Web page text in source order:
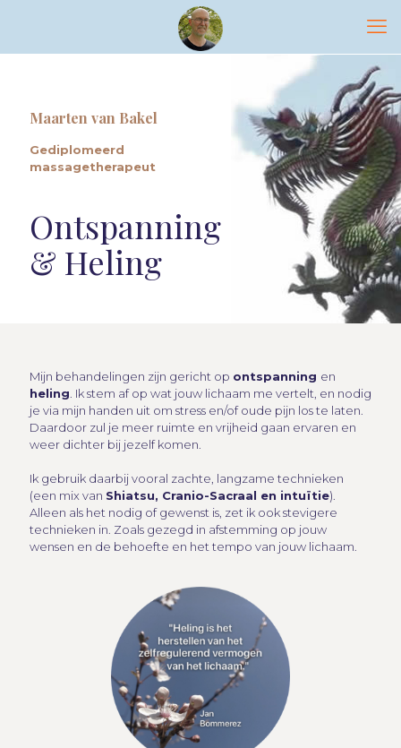
Maarten van Bakel
Gediplomeerd
massagetherapeut
Ontspanning
& Heling
Mijn behandelingen zijn gericht op ontspanning en
heling . Ik stem af op wat jouw lichaam me vertelt, en nodig
je via mijn handen uit om stress en/of oude pijn los te laten.
Daardoor zul je meer ruimte en vrijheid gaan ervaren en
weer dichter bij jezelf komen.
Ik gebruik daarbij vooral zachte, langzame technieken
(een mix van Shiatsu, Cranio-Sacraal en intuïtie).
Alleen als het nodig of gewenst is, zet ik ook stevigere
technieken in. Zoals gezegd in afstemming op jouw
wensen en de behoefte en het tempo van jouw lichaam.